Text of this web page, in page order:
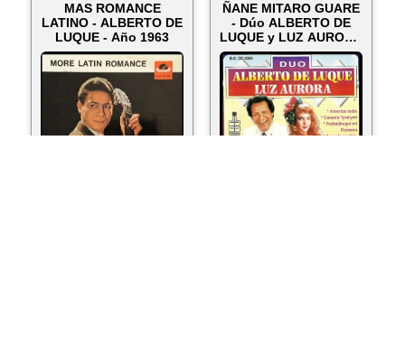
MAS ROMANCE
LATINO - ALBERTO DE
LUQUE - Año 1963
ÑANE MITARO GUARE
- Dúo ALBERTO DE
LUQUE y LUZ AURORA
- Año 2000